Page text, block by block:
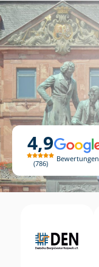
4,9
786
Bewertungen